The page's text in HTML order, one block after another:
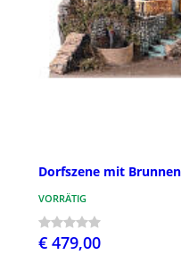
Dorfszene mit
VORRÄTIG
€ 479,00